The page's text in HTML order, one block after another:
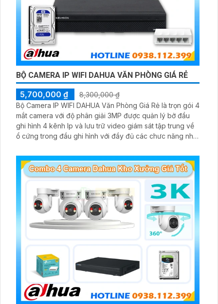
BỘ CAMERA IP WIFI DAHUA VĂN PHÒNG GIÁ RẺ
5,700,000 ₫
8,300,000 ₫
Bộ Camera IP WIFI DAHUA Văn Phòng Giá Rẻ là trọn gói 4
mắt camera với độ phân giải 3MP được quản lý bở đầu
ghi hình 4 kênh Ip và lưu trữ video giám sát tập trung về
ổ cứng trong đầu ghi hình với đầy đủ các chưc năng như
giám sát có màu vào ban đêm